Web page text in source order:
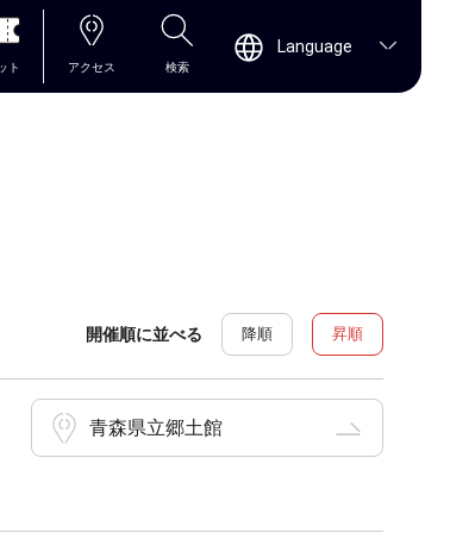
ト アクセス 検索
Language
開催順に並べる 降順 昇順
青森県立郷土館